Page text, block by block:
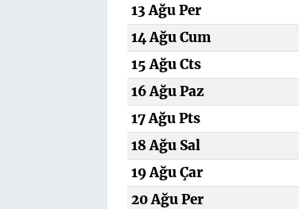
13 Ağu Per
14 Ağu Cum
15 Ağu Cts
16 Ağu Paz
17 Ağu Pts
18 Ağu Sal
19 Ağu Çar
20 Ağu Per